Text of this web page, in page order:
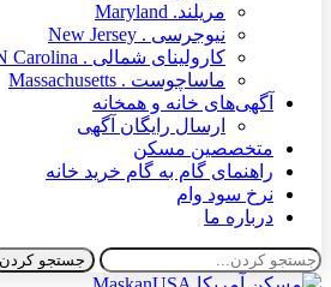
مریلند. Maryland
نیوجرسی . New Jersey
کارولینای شمالی . N Carolina
ماساچوست . Massachusetts
آگهی‌های خانه و همخانه
ارسال رایگان آگهی
متخصصین مسکن
راهنمای گام به گام خرید خانه
نرخ سود وام
درباره ما